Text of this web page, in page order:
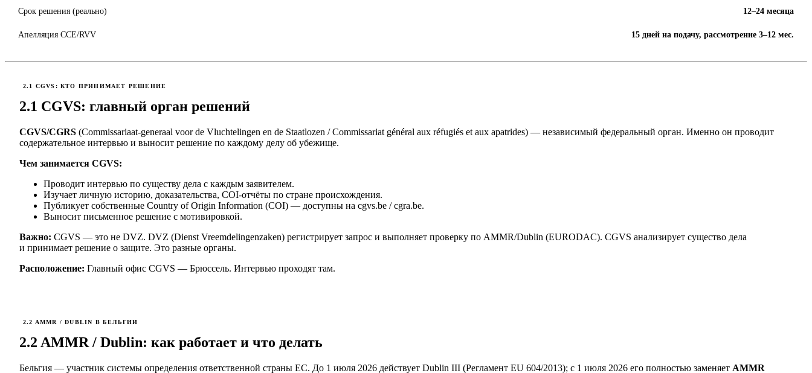
Срок решения (реально) 12–24 месяца
Апелляция CCE/RVV 15 дней на подачу, рассмотрение 3–12 мес.
2.1 CGVS: КТО ПРИНИМАЕТ РЕШЕНИЕ
2.1 CGVS: главный орган решений
CGVS/CGRS (Commissariaat-generaal voor de Vluchtelingen en de Staatlozen / Commissariat général aux réfugiés et aux apatrides) — независимый федеральный орган. Именно он проводит
содержательное интервью и выносит решение по каждому делу об убежище.
Чем занимается CGVS:
Проводит интервью по существу дела с каждым заявителем.
Изучает личную историю, доказательства, COI-отчёты по стране происхождения.
Публикует собственные Country of Origin Information (COI) — доступны на cgvs.be / cgra.be.
Выносит письменное решение с мотивировкой.
Важно: CGVS — это не DVZ. DVZ (Dienst Vreemdelingenzaken) регистрирует запрос и выполняет проверку по AMMR/Dublin (EURODAC). CGVS анализирует существо дела
и принимает решение о защите. Это разные органы.
Расположение: Главный офис CGVS — Брюссель. Интервью проходят там.
2.2 AMMR / DUBLIN В БЕЛЬГИИ
2.2 AMMR / Dublin: как работает и что делать
Бельгия — участник системы определения ответственной страны ЕС. До 1 июля 2026 действует Dublin III (Регламент EU 604/2013); с 1 июля 2026 его полностью заменяет AMMR